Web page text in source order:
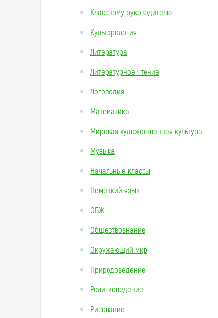
Классному руководителю
Культорология
Литература
Литературное чтение
Логопедия
Математика
Мировая художественная культура
Музыка
Начальные классы
Немецкий язык
ОБЖ
Обществознание
Окружающий мир
Природоведение
Религиоведение
Рисование